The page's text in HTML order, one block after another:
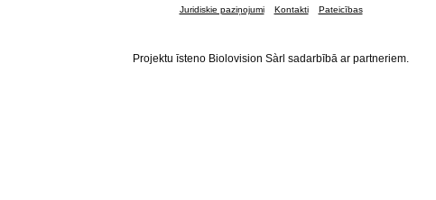
Juridiskie paziņojumi Kontakti Pateicības
Projektu īsteno Biolovision Sàrl sadarbībā ar partneriem.